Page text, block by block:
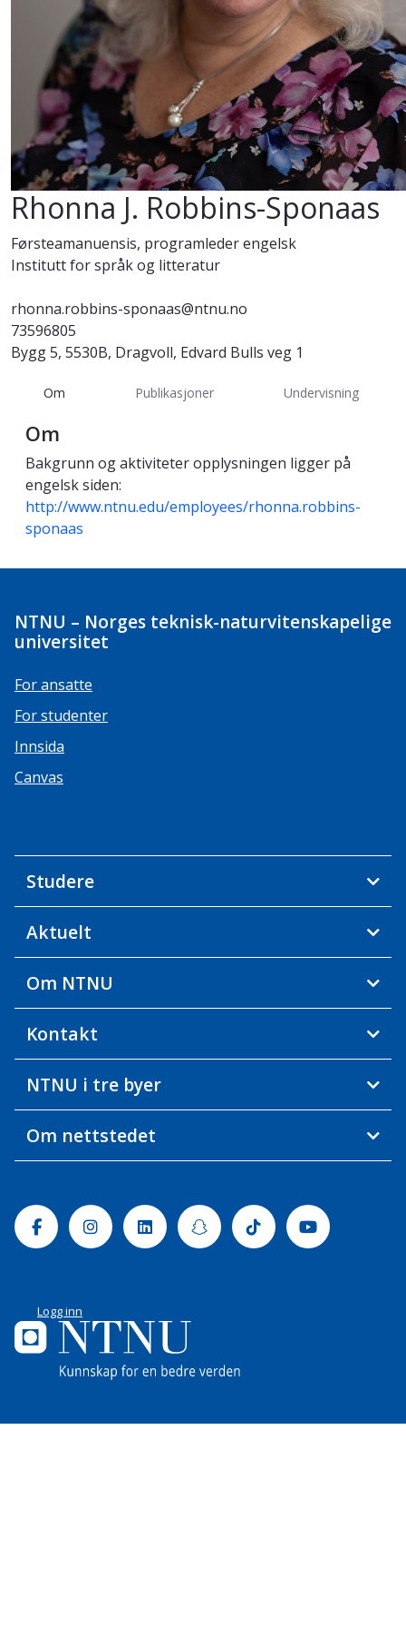
Rhonna J. Robbins-Sponaas
Førsteamanuensis, programleder engelsk
Institutt for språk og litteratur
rhonna.robbins-sponaas@ntnu.no
73596805
Bygg 5, 5530B, Dragvoll, Edvard Bulls veg 1
Om Publikasjoner Undervisning
Om
Bakgrunn og aktiviteter opplysningen ligger på
engelsk siden:
http://www.ntnu.edu/employees/rhonna.robbins-
sponaas
NTNU – Norges teknisk-naturvitenskapelige
universitet
For ansatte
For studenter
Innsida
Canvas
Studere
Aktuelt
Om NTNU
Kontakt
NTNU i tre byer
Om nettstedet
FacebookInstagramLinkedinSnapchatTiktok Youtube
Logg inn